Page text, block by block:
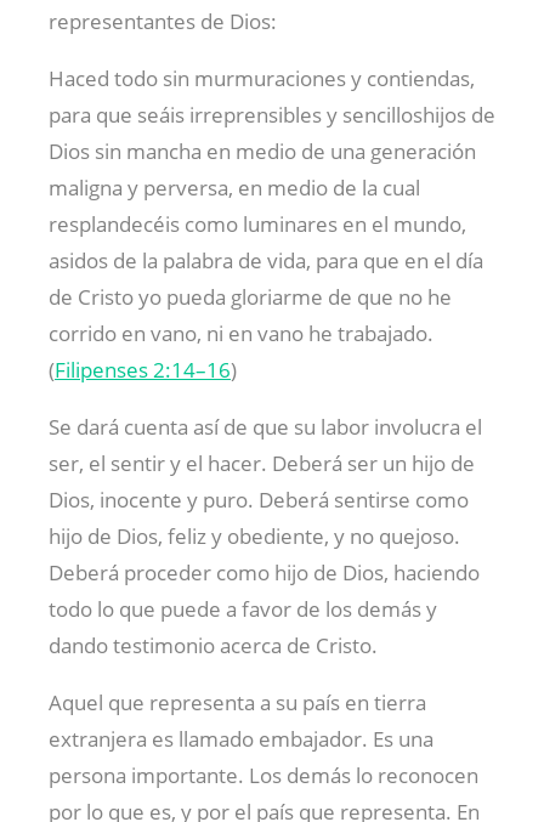
representantes de Dios:
Haced todo sin murmuraciones y contiendas,
para que seáis irreprensibles y sencilloshijos de
Dios sin mancha en medio de una generación
maligna y perversa, en medio de la cual
resplandecéis como luminares en el mundo,
asidos de la palabra de vida, para que en el día
de Cristo yo pueda gloriarme de que no he
corrido en vano, ni en vano he trabajado.
(Filipenses 2:14–16)
Se dará cuenta así de que su labor involucra el
ser, el sentir y el hacer. Deberá ser un hijo de
Dios, inocente y puro. Deberá sentirse como
hijo de Dios, feliz y obediente, y no quejoso.
Deberá proceder como hijo de Dios, haciendo
todo lo que puede a favor de los demás y
dando testimonio acerca de Cristo.
Aquel que representa a su país en tierra
extranjera es llamado embajador. Es una
persona importante. Los demás lo reconocen
por lo que es, y por el país que representa. En